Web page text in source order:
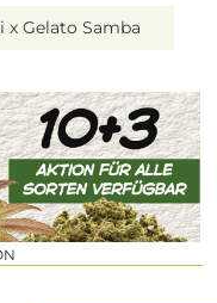
x Gelato Samba